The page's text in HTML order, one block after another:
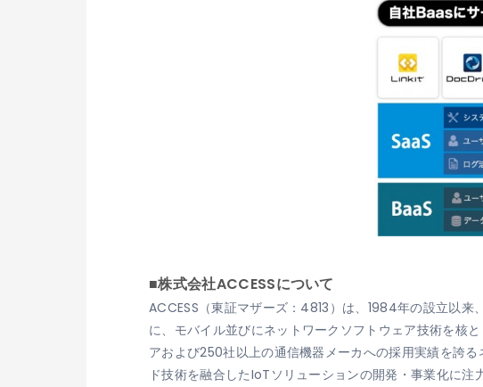
■株式会社ACCESSについて
ACCESS（東証マザーズ：4813）は、1984年の設立以
に、モバイル並びにネットワークソフトウェア技術を核
アおよび250社以上の通信機器メーカへの採用実績を誇
ド技術を融合したIoTソリューションの開発・事業化に